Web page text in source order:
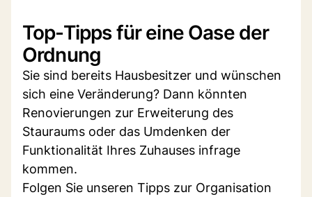
Top-Tipps für eine Oase der
Ordnung
Sie sind bereits Hausbesitzer und wünschen
sich eine Veränderung? Dann könnten
Renovierungen zur Erweiterung des
Stauraums oder das Umdenken der
Funktionalität Ihres Zuhauses infrage
kommen.
Folgen Sie unseren Tipps zur Organisation